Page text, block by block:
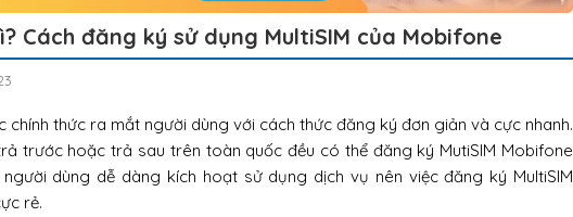
Cách đăng ký sử dụng MultiSIM của Mobifone
chính thức ra mắt người dùng với cách thức đăng ký đơn giản và cực nhanh.
trước hoặc trả sau trên toàn quốc đều có thể đăng ký MutiSIM Mobifone
dùng dễ dàng kích hoạt sử dụng dịch vụ nên việc đăng ký MultiSIM
rẻ.